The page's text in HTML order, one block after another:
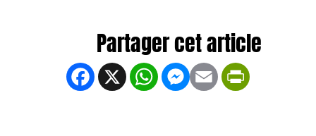
Facebook
X WhatsApp
Messenger
Email